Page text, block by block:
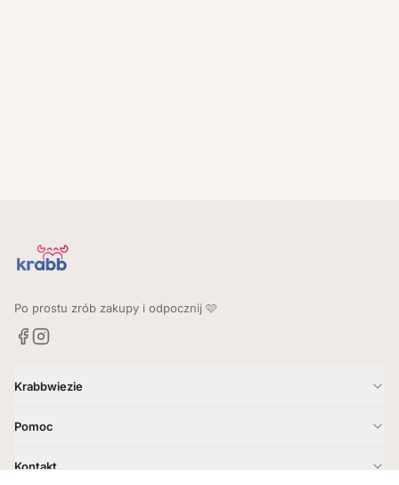
Po prostu zrób zakupy i odpocznij 🩷
Krabbwiezie
Godziny i zasady
Pomoc
Kontakt